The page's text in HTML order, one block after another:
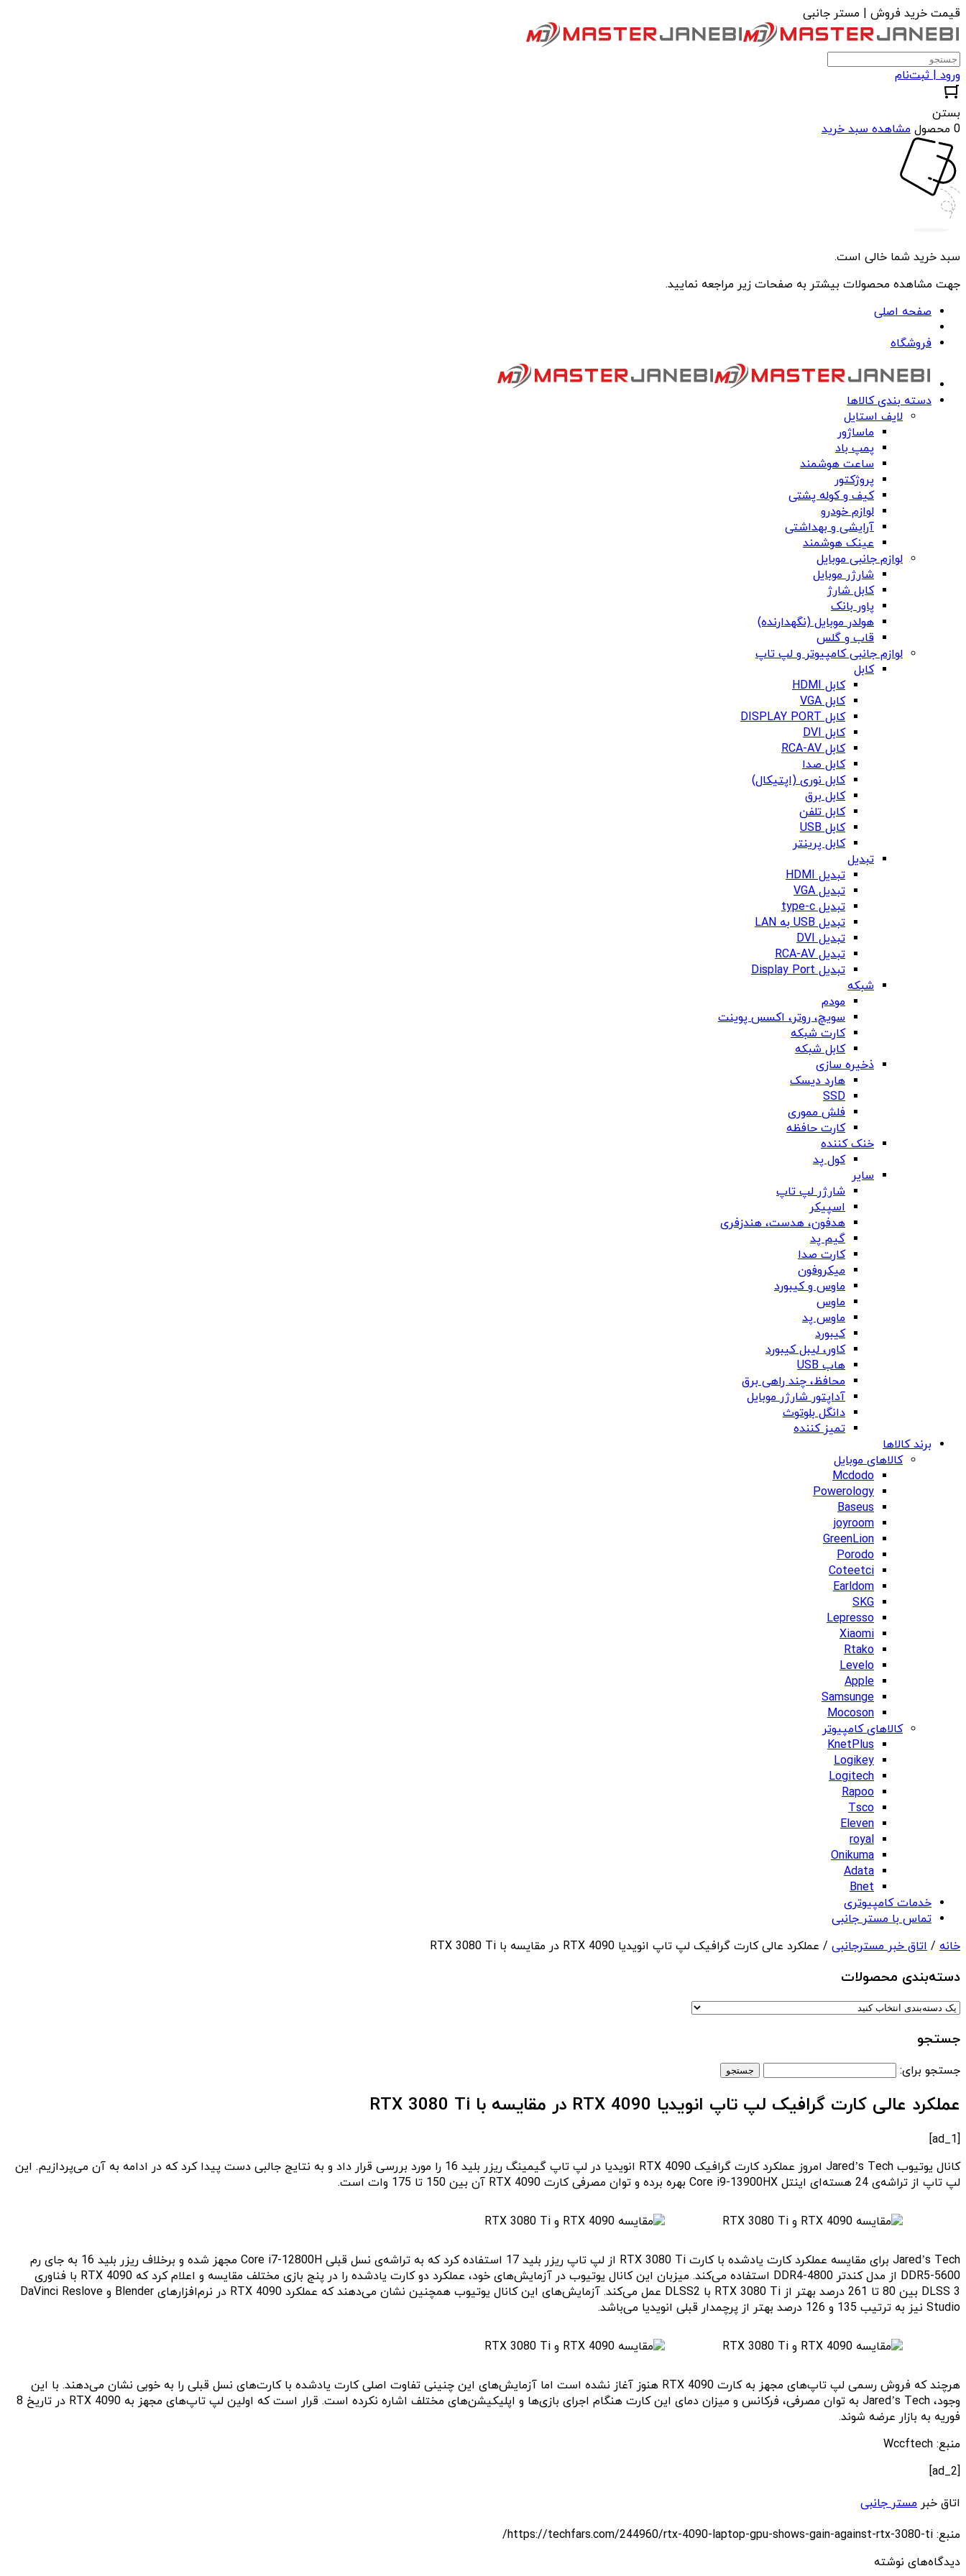
قیمت خرید فروش | مستر جانبی
ورود | ثبت‌نام
بستن
0 محصول
مشاهده سبد خرید
سبد خرید شما خالی است.
جهت مشاهده محصولات بیشتر به صفحات زیر مراجعه نمایید.
صفحه اصلی
فروشگاه
دسته بندی کالاها
لایف استایل
ماساژور
پمپ باد
ساعت هوشمند
پروژکتور
کیف و کوله پشتی
لوازم خودرو
آرایشی و بهداشتی
عینک هوشمند
لوازم جانبی موبایل
شارژر موبایل
کابل شارژ
پاور بانک
هولدر موبایل (نگهدارنده)
قاب و گلس
لوازم جانبی کامپیوتر و لپ تاپ
کابل
کابل HDMI
کابل VGA
کابل DISPLAY PORT
کابل DVI
کابل RCA-AV
کابل صدا
کابل نوری (اپتیکال)
کابل برق
کابل تلفن
کابل USB
کابل پرینتر
تبدیل
تبدیل HDMI
تبدیل VGA
تبدیل type-c
تبدیل USB به LAN
تبدیل DVI
تبدیل RCA-AV
تبدیل Display Port
شبکه
مودم
سویچ، روتر، اکسس پوینت
کارت شبکه
کابل شبکه
ذخیره سازی
هارد دیسک
SSD
فلش مموری
کارت حافظه
خنک کننده
کول پد
سایر
شارژر لپ تاپ
اسپیکر
هدفون، هدست، هندزفری
گیم پد
کارت صدا
میکروفون
ماوس و کیبورد
ماوس
ماوس پد
کیبورد
کاور، لیبل کیبورد
هاب USB
محافظ، چند راهی برق
آداپتور شارژر موبایل
دانگل بلوتوث
تمیز کننده
برند کالاها
کالاهای موبایل
Mcdodo
Powerology
Baseus
joyroom
GreenLion
Porodo
Coteetci
Earldom
SKG
Lepresso
Xiaomi
Rtako
Levelo
Apple
Samsunge
Mocoson
کالاهای کامپیوتر
KnetPlus
Logikey
Logitech
Rapoo
Tsco
Eleven
royal
Onikuma
Adata
Bnet
خدمات کامپیوتری
تماس با مستر جانبی
خانه / اتاق خبر مسترجانبی / عملکرد عالی کارت گرافیک لپ تاپ انویدیا RTX 4090 در مقایسه با RTX 3080 Ti
دسته‌بندی‌ محصولات
جستجو
جستجو برای:
عملکرد عالی کارت گرافیک لپ تاپ انویدیا RTX 4090 در مقایسه با RTX 3080 Ti
[ad_1]
کانال یوتیوب Jared’s Tech امروز عملکرد کارت گرافیک RTX 4090 انویدیا در لپ تاپ گیمینگ ریزر بلید 16 را مورد بررسی قرار داد و به نتایج جالبی دست پیدا کرد که در ادامه به آن می‌پردازیم. این
لپ تاپ از تراشه‌ی 24 هسته‌ای اینتل Core i9-13900HX بهره برده و توان مصرفی کارت RTX 4090 آن بین 150 تا 175 وات است.
Jared’s Tech برای مقایسه عملکرد کارت یادشده با کارت RTX 3080 Ti از لپ تاپ ریزر بلید 17 استفاده کرد که به تراشه‌ی نسل قبلی Core i7-12800H مجهز شده و برخلاف ریزر بلید 16 به جای رم
DDR5-5600 از مدل کندتر DDR4-4800 استفاده می‌کند. میزبان این کانال یوتیوب در آزمایش‌های خود، عملکرد دو کارت یادشده را در پنج بازی مختلف مقایسه و اعلام کرد که RTX 4090 با فناوری
DLSS 3 بین 80 تا 261 درصد بهتر از RTX 3080 Ti با DLSS2 عمل می‌کند. آزمایش‌های این کانال یوتیوب همچنین نشان می‌دهند که عملکرد RTX 4090 در نرم‌افزارهای Blender و DaVinci Reslove
Studio نیز به ترتیب 135 و 126 درصد بهتر از پرچمدار قبلی انویدیا می‌باشد.
هرچند که فروش رسمی لپ تاپ‌های مجهز به کارت RTX 4090 هنوز آغاز نشده است اما آزمایش‌های این چنینی تفاوت اصلی کارت یادشده با کارت‌های نسل قبلی را به خوبی نشان می‌دهند. با این
وجود، Jared’s Tech به توان مصرفی، فرکانس و میزان دمای این کارت هنگام اجرای بازی‌ها و اپلیکیشن‌های مختلف اشاره نکرده است. قرار است که اولین لپ تاپ‌های مجهز به RTX 4090 در تاریخ 8
فوریه به بازار عرضه شوند.
منبع: Wccftech
[ad_2]
اتاق خبر مستر جانبی
منبع: https://techfars.com/244960/rtx-4090-laptop-gpu-shows-gain-against-rtx-3080-ti/
دیدگاه‌های نوشته